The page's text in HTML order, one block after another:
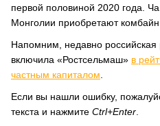
первой половиной 2020 года.
Монголии приобретают
Напомним, недавно
включила «Ростсельмаш» в
частным капиталом
Если вы нашли ошибку,
текста и нажмите Ctrl+Enter